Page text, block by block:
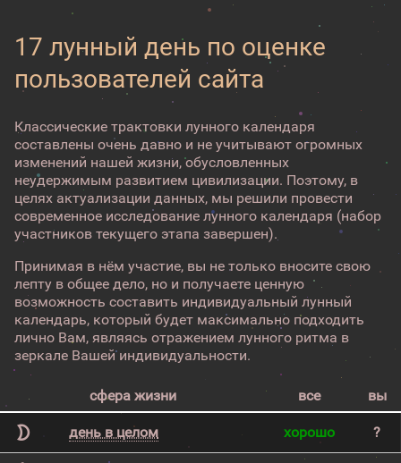
17 лунный день по оценке
пользователей сайта
Классические трактовки лунного календаря
составлены очень давно и не учитывают огромных
изменений нашей жизни, обусловленных
неудержимым развитием цивилизации. Поэтому, в
целях актуализации данных, мы решили провести
современное исследование лунного календаря (набор
участников текущего этапа завершен).
Принимая в нём участие, вы не только вносите свою
лепту в общее дело, но и получаете ценную
возможность составить индивидуальный лунный
календарь, который будет максимально подходить
лично Вам, являясь отражением лунного ритма в
зеркале Вашей индивидуальности.
сфера жизни все вы
день в целом хорошо ?